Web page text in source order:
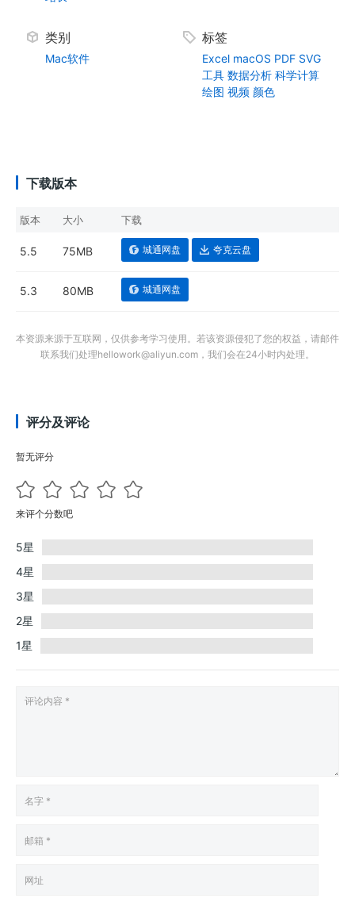
类别
Mac软件
标签
Excel macOS PDF SVG
工具 数据分析 科学计算
绘图 视频 颜色
下载版本
版本 大小 下载
5.5 75MB 城通网盘 夸克云盘
5.3 80MB 城通网盘
本资源来源于互联网，仅供参考学习使用。若该资源侵犯了您的权益，请邮件
联系我们处理hellowork@aliyun.com，我们会在24小时内处理。
评分及评论
暂无评分
来评个分数吧
5星
4星
3星
2星
1星